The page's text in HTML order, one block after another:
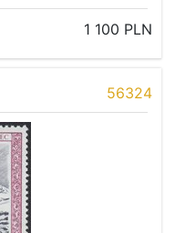
1 100 PLN
56324